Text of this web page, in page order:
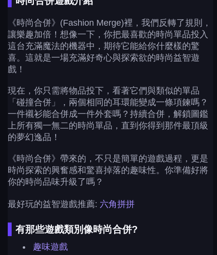
《時尚合併》(Fashion Merge)裡，我們反轉了規則，
讓樂趣加倍！想像一下，你把最喜歡的時尚單品投入
這台充滿魔法的機器中，期待它能給你什麼樣的驚
喜。這就是一場充滿好奇心與探索欲的時尚益智遊
戲！
現在，你只需將物品投下，看著它們與類似的單品
「碰撞合併」，兩個相同的耳環能變成一條項鍊嗎？
一件襯衫能合併成一件外套嗎？持續合併，解鎖圖鑑
上所有獨一無二的時尚單品，直到你得到那件最頂級
的夢幻逸品！
《時尚合併》帶來的，不只是簡單的遊戲過程，更是
時尚探索的興奮感和驚喜掉落的趣味性。你準備好將
你的時尚品味升級了嗎？
最好玩的益智遊戲推薦: 六角拼拼
有那些遊戲類別像時尚合併?
趣味遊戲